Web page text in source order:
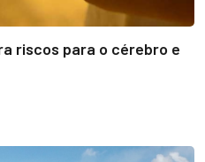
riscos para o cérebro e